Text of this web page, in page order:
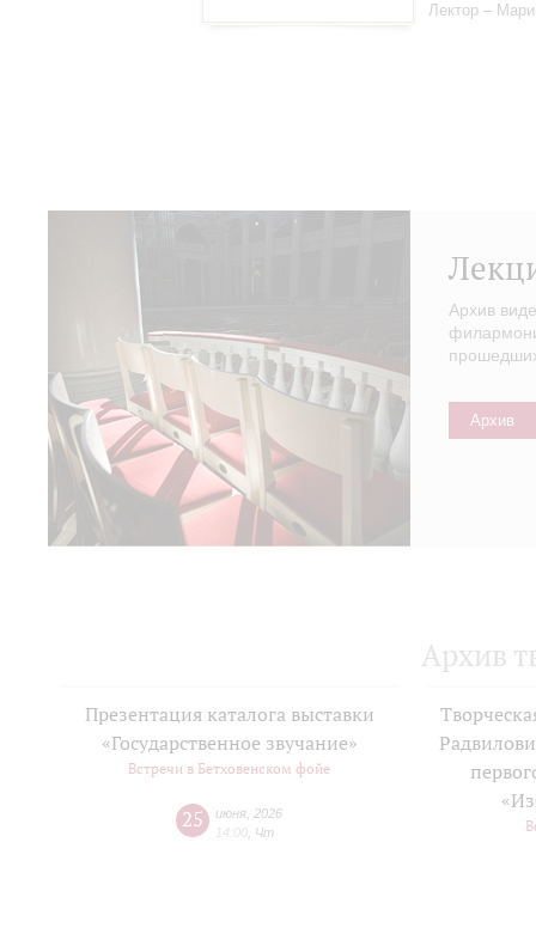
Лектор –
Архив
Архив
Архив
Презентация каталога выставки
«Государственное звучание»
Встречи в Бетховенском фойе
25 июня 2026
14:00 Чт